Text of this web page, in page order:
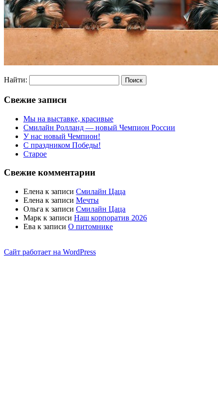
Найти:
Свежие записи
Мы на выставке, красивые
Смилайн Ролланд — новый Чемпион России
У нас новый Чемпион!
С праздником Победы!
Старое
Свежие комментарии
Елена к записи Смилайн Цаца
Елена к записи Мечты
Ольга к записи Смилайн Цаца
Марк к записи Наш корпоратив 2026
Ева к записи О питомнике
Сайт работает на WordPress